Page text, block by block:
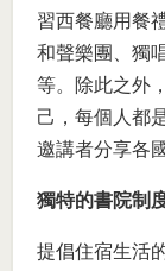
習西餐廳用餐
和聲樂團、獨
等。除此之外
己，每個人都
邀講者分享各
獨特的書院制
提倡住宿生活